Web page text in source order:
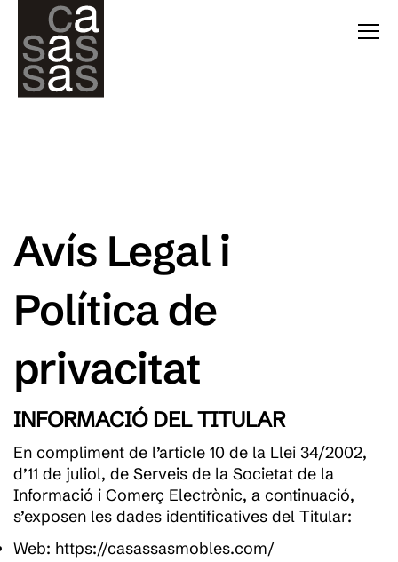
Avís Legal i
Política de
privacitat
INFORMACIÓ DEL TITULAR
En compliment de l’article 10 de la Llei 34/2002,
d’11 de juliol, de Serveis de la Societat de la
Informació i Comerç Electrònic, a continuació,
s’exposen les dades identificatives del Titular:
Web: https://casassasmobles.com/